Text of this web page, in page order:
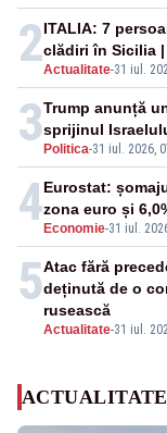
2Actualitate-31 iul.
ITALIA: 7
clădiri în Sicilia |
3 Politica-31 iul. 2026,
Trump anunță
sprijinul
4 Economie-31 iul.
Eurostat:
zona euro și
5
Actualitate-31 iul.
Atac fără
deținută de o
rusească
ACTUALITATE